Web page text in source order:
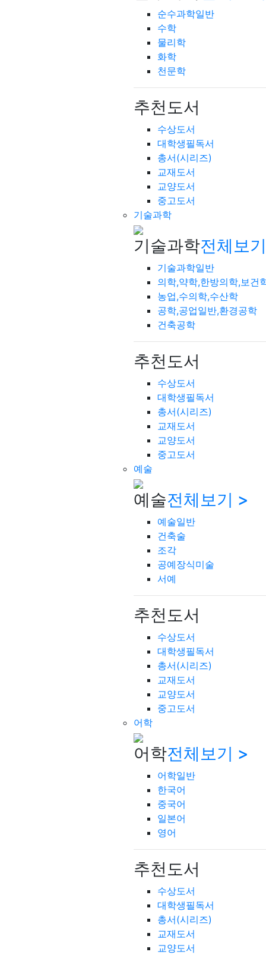
순수과학일반
수학
물리학
화학
천문학
추천도서
수상도서
대학생필독서
총서(시리즈)
교재도서
교양도서
중고도서
기술과학
기술과학전체보
기술과학일반
의학,약학,한방의학,보건
농업,수의학,수산학
공학,공업일반,환경공학
건축공학
추천도서
수상도서
대학생필독서
총서(시리즈)
교재도서
교양도서
중고도서
예술
예술전체보기 >
예술일반
건축술
조각
공예장식미술
서예
추천도서
수상도서
대학생필독서
총서(시리즈)
교재도서
교양도서
중고도서
어학
어학전체보기 >
어학일반
한국어
중국어
일본어
영어
추천도서
수상도서
대학생필독서
총서(시리즈)
교재도서
교양도서